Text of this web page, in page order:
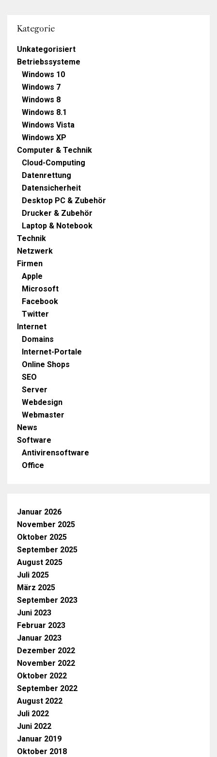
Kategorie
Unkategorisiert
Betriebssysteme
Windows 10
Windows 7
Windows 8
Windows 8.1
Windows Vista
Windows XP
Computer & Technik
Cloud-Computing
Datenrettung
Datensicherheit
Desktop PC & Zubehör
Drucker & Zubehör
Laptop & Notebook
Technik
Netzwerk
Firmen
Apple
Microsoft
Facebook
Twitter
Internet
Domains
Internet-Portale
Online Shops
SEO
Server
Webdesign
Webmaster
News
Software
Antivirensoftware
Office
Januar 2026
November 2025
Oktober 2025
September 2025
August 2025
Juli 2025
März 2025
September 2023
Juni 2023
Februar 2023
Januar 2023
Dezember 2022
November 2022
Oktober 2022
September 2022
August 2022
Juli 2022
Juni 2022
Januar 2019
Oktober 2018